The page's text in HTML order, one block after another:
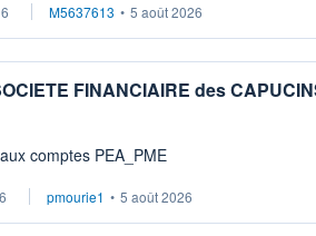
M5637613 • 5 août 2026
FINANCIAIRE des
aux comptes PEA_PME
pmourie1 • 5 août 2026